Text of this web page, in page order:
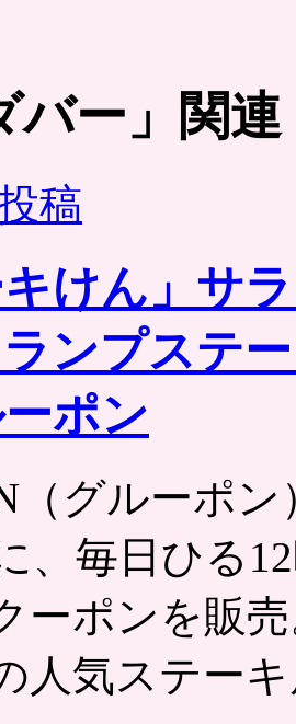
バー 」関連
稿
キけん」サ
ンプステ
ポン
（グルーポ
、毎日ひる
ーポンを販
人気ステー